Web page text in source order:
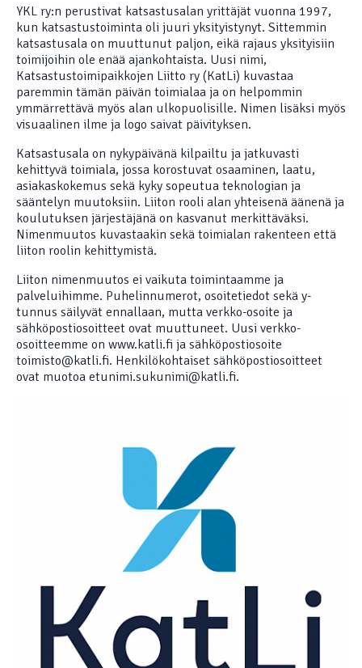
YKL ry:n perustivat katsastusalan yrittäjät vuonna 1997,
kun katsastustoiminta oli juuri yksityistynyt. Sittemmin
katsastusala on muuttunut paljon, eikä rajaus yksityisiin
toimijoihin ole enää ajankohtaista. Uusi nimi,
Katsastustoimipaikkojen Liitto ry (KatLi) kuvastaa
paremmin tämän päivän toimialaa ja on helpommin
ymmärrettävä myös alan ulkopuolisille. Nimen lisäksi myös
visuaalinen ilme ja logo saivat päivityksen.
Katsastusala on nykypäivänä kilpailtu ja jatkuvasti
kehittyvä toimiala, jossa korostuvat osaaminen, laatu,
asiakaskokemus sekä kyky sopeutua teknologian ja
sääntelyn muutoksiin. Liiton rooli alan yhteisenä äänenä ja
koulutuksen järjestäjänä on kasvanut merkittäväksi.
Nimenmuutos kuvastaakin sekä toimialan rakenteen että
liiton roolin kehittymistä.
Liiton nimenmuutos ei vaikuta toimintaamme ja
palveluihimme. Puhelinnumerot, osoitetiedot sekä y-
tunnus säilyvät ennallaan, mutta verkko-osoite ja
sähköpostiosoitteet ovat muuttuneet. Uusi verkko-
osoitteemme on www.katli.fi ja sähköpostiosoite
toimisto@katli.fi. Henkilökohtaiset sähköpostiosoitteet
ovat muotoa etunimi.sukunimi@katli.fi.